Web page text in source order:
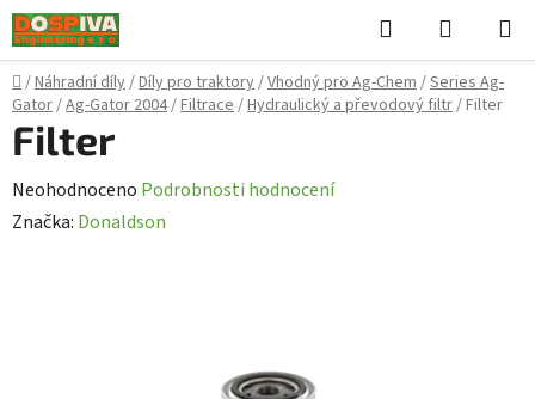
Přejít
na
obsah
Hledat
KOŠÍK
Domů
/Náhradní díly/Díly pro traktory/Vhodný pro Ag-Chem/Series Ag-
Gator/Ag-Gator 2004/Filtrace/Hydraulický a převodový filtr/Filter
Filter
Průměrné
hodnocení
Neohodnoceno Podrobnosti hodnocení
Značka: Donaldson